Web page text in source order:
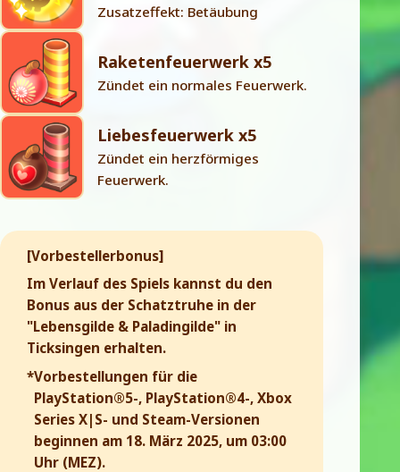
Zusatzeffekt: Betäubung
Raketenfeuerwerk x5
Zündet ein normales Feuerwerk.
Liebesfeuerwerk x5
Zündet ein herzförmiges
Feuerwerk.
[Vorbestellerbonus]
Im Verlauf des Spiels kannst du den
Bonus aus der Schatztruhe in der
"Lebensgilde & Paladingilde" in
Ticksingen erhalten.
*Vorbestellungen für die
PlayStation®5-, PlayStation®4-, Xbox
Series X|S- und Steam-Versionen
beginnen am 18. März 2025, um 03:00
Uhr (MEZ).